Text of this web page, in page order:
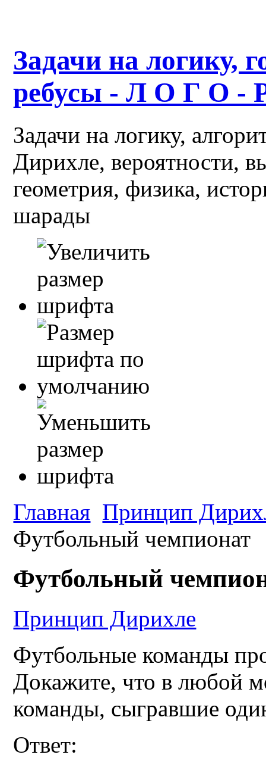
Задачи на логику,
ребусы - Л О Г О -
Задачи на логику,
Дирихле, вероятности,
геометрия, физика,
шарады
Главная Принцип
Футбольный чемпионат
Футбольный
Принцип Дирихле
Футбольные команды
Докажите, что в любой
команды, сыгравшие
Ответ: